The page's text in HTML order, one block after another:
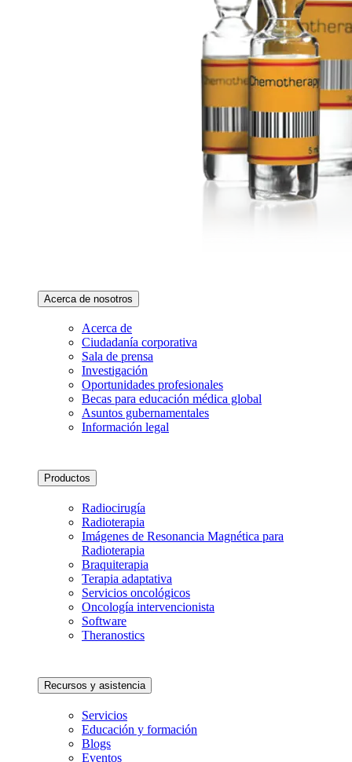
Acerca de nosotros
Acerca de
Ciudadanía corporativa
Sala de prensa
Investigación
Oportunidades profesionales
Becas para educación médica global
Asuntos gubernamentales
Información legal
Productos
Radiocirugía
Radioterapia
Imágenes de Resonancia Magnética para
Radioterapia
Braquiterapia
Terapia adaptativa
Servicios oncológicos
Oncología intervencionista
Software
Theranostics
Recursos y asistencia
Servicios
Educación y formación
Blogs
Eventos